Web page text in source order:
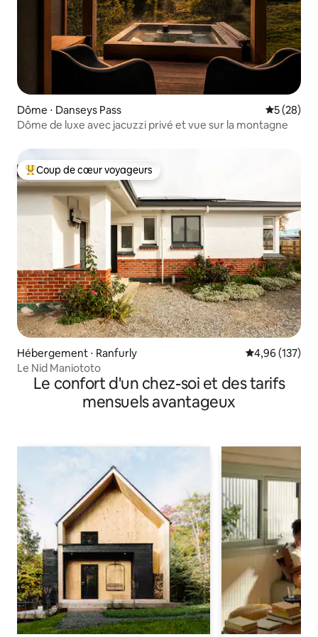
Dôme ⋅ Danseys Pass
5 (28)
Dôme de luxe avec jacuzzi privé et vue sur la montagne
Coups de cœur voyageurs les plus appréciés
Coup de cœur voyageurs
Hébergement ⋅ Ranfurly Évaluation
4,96 (137)
Le Nid Maniototo
Le confort d'un chez-soi et des tarifs
mensuels avantageux